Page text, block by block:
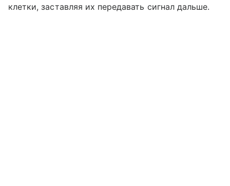
клетки, заставляя их передавать сигнал дальше.